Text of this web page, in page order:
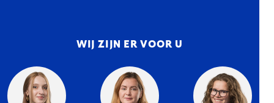
WIJ ZIJN ER VOOR U